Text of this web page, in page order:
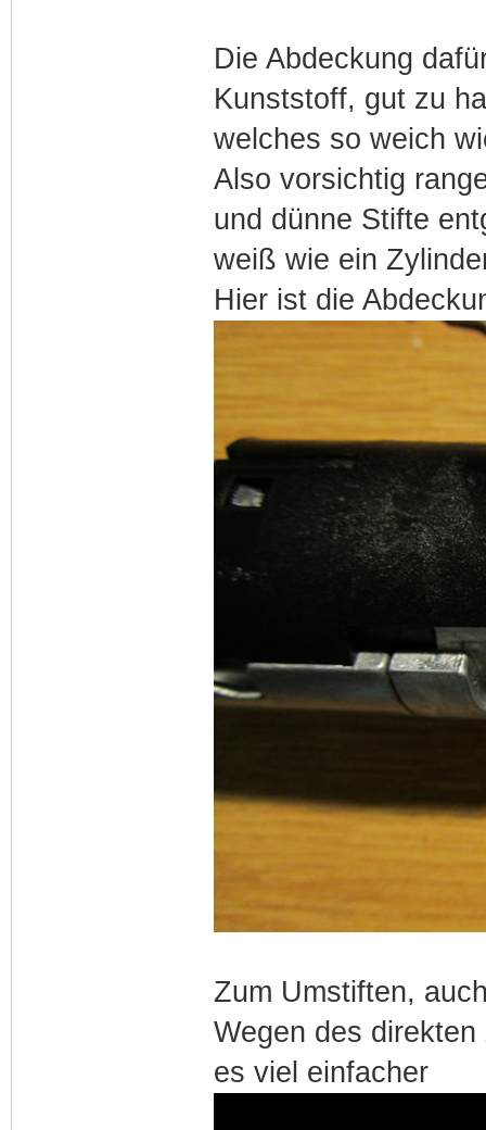
Die Abdeckung
Kunststoff, gut zu
welches so weich
Also vorsichtig
und dünne Stifte
weiß wie ein
Hier ist die
Zum Umstiften,
Wegen des
es viel einfacher